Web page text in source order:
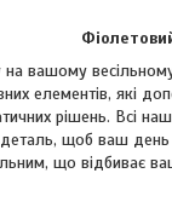
на вашому
елементів, які
рішень. Всі
щоб ваш
що відбиває